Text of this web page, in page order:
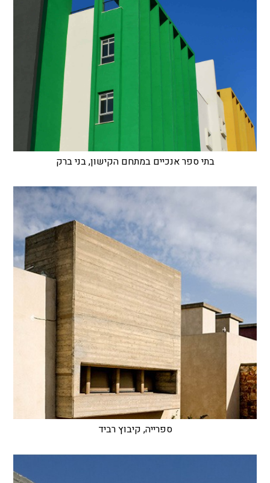
בתי ספר אנכיים במתחם הקישון, בני ברק
ספרייה, קיבוץ רביד